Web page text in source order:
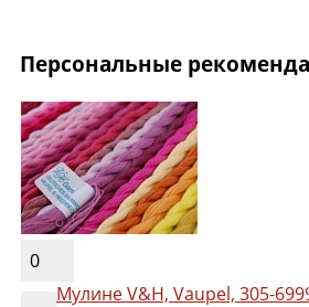
Персональные
0
Мулине V&H, Vaupel, 305-